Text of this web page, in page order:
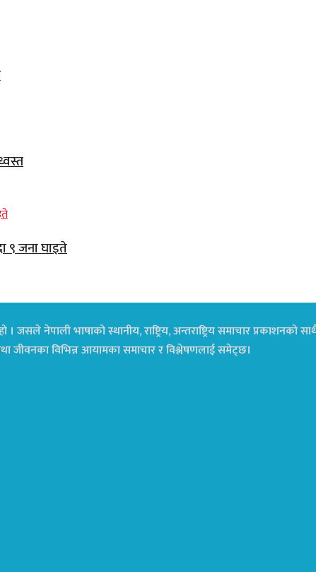
९ जना घाइते
जसले नेपाली भाषाको स्थानीय, राष्ट्रिय, अन्तराष्ट्रिय समाचार
जीवनका विभिन्न आयामका समाचार र विश्लेषणलाई समेट्छ।